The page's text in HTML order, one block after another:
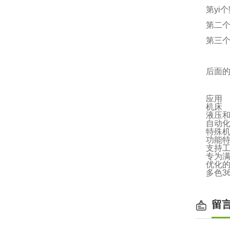
第yi
第二
第三
后面
应用
机床
液压
自动
特殊
功能
支持
专为
优化
多色
留